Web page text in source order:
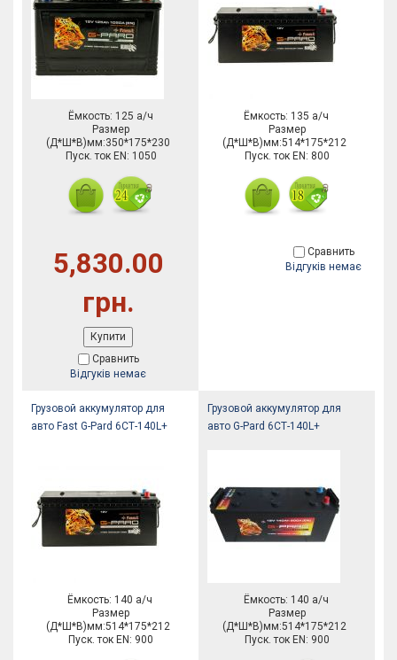
Ёмкость: 125 а/ч
Размер
(Д*Ш*В)мм:350*175*230
Пуск. ток EN: 1050
5,830.00
грн.
Купити
Сравнить
Відгуків немає
Ёмкость: 135 а/ч
Размер
(Д*Ш*В)мм:514*175*212
Пуск. ток EN: 800
Сравнить
Відгуків немає
Грузовой аккумулятор для
авто Fast G-Pard 6СТ-140L+
Ёмкость: 140 а/ч
Размер
(Д*Ш*В)мм:514*175*212
Пуск. ток EN: 900
Грузовой аккумулятор для
авто G-Pard 6СТ-140L+
Ёмкость: 140 а/ч
Размер
(Д*Ш*В)мм:514*175*212
Пуск. ток EN: 900